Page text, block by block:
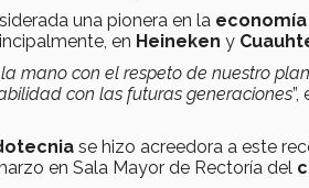
una pionera en la
en Heineken y
mano con el respeto de nuestro
con las futuras generaciones
se hizo acreedora a este
en Sala Mayor de Rectoría del